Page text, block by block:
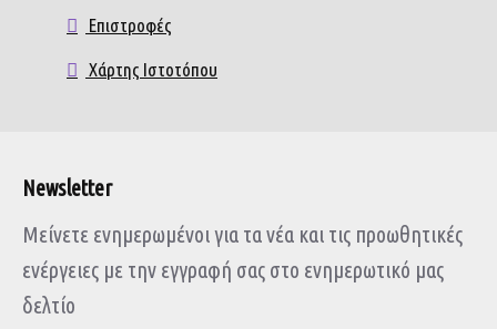
Επιστροφές
Χάρτης Ιστοτόπου
Newsletter
Μείνετε ενημερωμένοι για τα νέα και τις προωθητικές
ενέργειες με την εγγραφή σας στο ενημερωτικό μας
δελτίο